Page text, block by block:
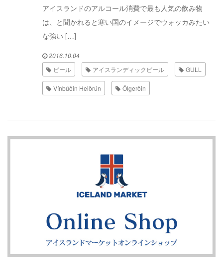
アイスランドのアルコール消費で最も人気の飲み物
は、と聞かれると寒い国のイメージでウォッカみたい
な強い […]
2016.10.04
ビール
アイスランディックビール GULL
Vínbúðin Heiðrún Ölgerðin